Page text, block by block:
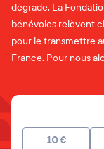
dégrade. La
bénévoles relèvent
pour le transmettre
France. Pour nous
10 €